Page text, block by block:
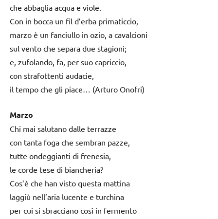
che abbaglia acqua e viole.
Con in bocca un fil d’erba primaticcio,
marzo è un fanciullo in ozio, a cavalcioni
sul vento che separa due stagioni;
e, zufolando, fa, per suo capriccio,
con strafottenti audacie,
il tempo che gli piace… (Arturo Onofri)
Marzo
Chi mai salutano dalle terrazze
con tanta foga che sembran pazze,
tutte ondeggianti di frenesia,
le corde tese di biancheria?
Cos’è che han visto questa mattina
laggiù nell’aria lucente e turchina
per cui si sbracciano così in fermento